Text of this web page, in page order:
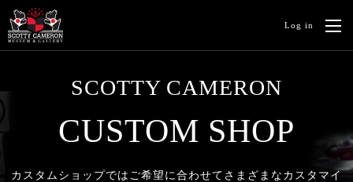
Log in
SCOTTY CAMERON
CUSTOM SHOP
カスタムショップではご希望に合わせてさまざまなカスタマイ